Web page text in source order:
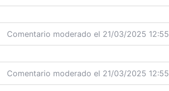
Comentario moderado el 21/03/2025 12:55
Comentario moderado el 21/03/2025 12:55